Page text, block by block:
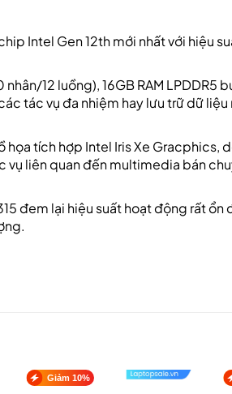
Intel Gen 12th mới nhất với hiệu
12 luồng), 16GB RAM LPDDR5
tác vụ đa nhiệm hay lưu trữ dữ liệu
tích hợp Intel Iris Xe Gracphics,
vụ liên quan đến multimedia bán
đem lại hiệu suất hoạt động rất ổn
Giảm 10%